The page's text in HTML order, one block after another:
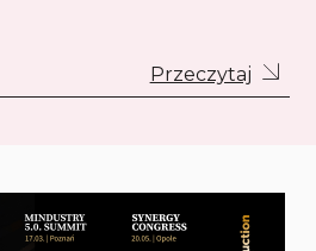
Przeczytaj